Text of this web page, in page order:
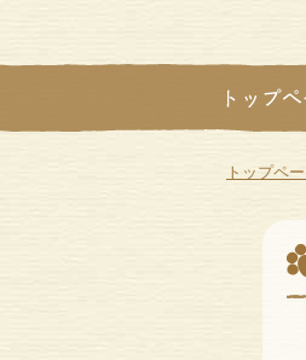
トップペ